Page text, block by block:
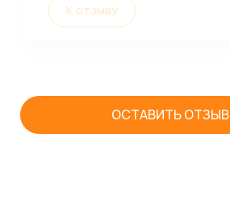
К отзыву
ОСТАВИТЬ ОТЗЫВ